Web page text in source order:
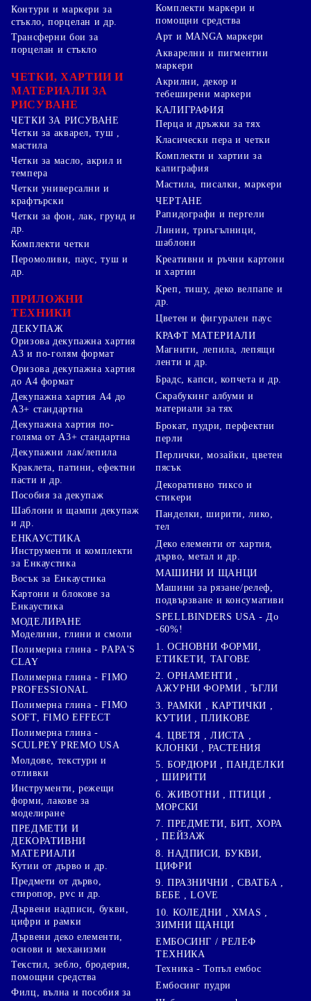
Контури и маркери за
стъкло, порцелан и др.
Трансферни бои за
порцелан и стъкло
ЧЕТКИ, ХАРТИИ И
МАТЕРИАЛИ ЗА
РИСУВАНЕ
ЧЕТКИ ЗА РИСУВАНЕ
Четки за акварел, туш ,
мастила
Четки за масло, акрил и
темпера
Четки универсални и
крафтърски
Четки за фон, лак, грунд и
др.
Комплекти четки
Комплекти маркери и
помощни средства
Арт и MANGA маркери
Акварелни и пигментни
маркери
Акрилни, декор и
тебеширени маркери
КАЛИГРАФИЯ
Перца и дръжки за тях
Класически пера и четки
Комплекти и хартии за
калиграфия
Мастила, писалки, маркери
ЧЕРТАНЕ
Рапидографи и пергели
Линии, триъгълници,
шаблони
Перомоливи, паус, туш и
др.
ПРИЛОЖНИ
ТЕХНИКИ
ДЕКУПАЖ
Оризова декупажна хартия
А3 и по-голям формат
Оризова декупажна хартия
до А4 формат
Декупажна хартия А4 до
А3+ стандартна
Декупажна хартия по-
голяма от А3+ стандартна
Декупажни лак/лепила
Краклета, патини, ефектни
пасти и др.
Пособия за декупаж
Шаблони и щампи декупаж
и др.
ЕНКАУСТИКА
Инструменти и комплекти
за Енкаустика
Восък за Енкаустика
Картони и блокове за
Енкаустика
МОДЕЛИРАНЕ
Моделини, глини и смоли
Полимерна глина - PAPA'S
CLAY
Полимерна глина - FIMO
PROFESSIONAL
Полимерна глина - FIMO
SOFT, FIMO EFFECT
Полимерна глина -
SCULPEY PREMO USA
Молдове, текстури и
отливки
Инструменти, режещи
форми, лакове за
моделиране
ПРЕДМЕТИ И
ДЕКОРАТИВНИ
МАТЕРИАЛИ
Кутии от дърво и др.
Предмети от дърво,
стиропор, pvc и др.
Дървени надписи, букви,
цифри и рамки
Дървени деко елементи,
основи и механизми
Текстил, зебло, бродерия,
помощни средства
Филц, вълна и пособия за
Креативни и ръчни картони
и хартии
Креп, тишу, деко велпапе и
др.
Цветен и фигурален паус
КРАФТ МАТЕРИАЛИ
Магнити, лепила, лепящи
ленти и др.
Брадс, капси, копчета и др.
Скрабукинг албуми и
материали за тях
Брокат, пудри, перфектни
перли
Перлички, мозайки, цветен
пясък
Декоративно тиксо и
стикери
Панделки, ширити, лико,
тел
Деко елементи от хартия,
дърво, метал и др.
МАШИНИ И ЩАНЦИ
Машини за рязане/релеф,
подвързване и консумативи
SPELLBINDERS USA - До
-60%!
1. ОСНОВНИ ФОРМИ,
ЕТИКЕТИ, ТАГОВЕ
2. ОРНАМЕНТИ ,
АЖУРНИ ФОРМИ , ЪГЛИ
3. РАМКИ , КАРТИЧКИ ,
КУТИИ , ПЛИКОВЕ
4. ЦВЕТЯ , ЛИСТА ,
КЛОНКИ , РАСТЕНИЯ
5. БОРДЮРИ , ПАНДЕЛКИ
, ШИРИТИ
6. ЖИВОТНИ , ПТИЦИ ,
МОРСКИ
7. ПРЕДМЕТИ, БИТ, ХОРА
, ПЕЙЗАЖ
8. НАДПИСИ, БУКВИ,
ЦИФРИ
9. ПРАЗНИЧНИ , СВАТБА ,
БЕБЕ , LOVE
10. КОЛЕДНИ , XMAS ,
ЗИМНИ ЩАНЦИ
ЕМБОСИНГ / РЕЛЕФ
ТЕХНИКА
Техника - Топъл ембос
Ембосинг пудри